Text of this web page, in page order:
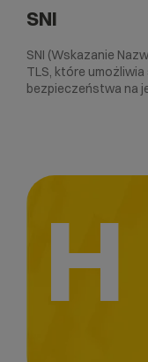
SNI
SNI (Wskazanie
TLS, które
bezpieczeństwa na
H